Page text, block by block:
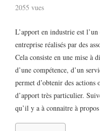
2055 vues
L’apport en industrie est
entreprise réalisés par des
Cela consiste en une mise à
d’une compétence, d’un
permet d’obtenir des actions
d’apport très particulier.
qu’il y a à connaitre à